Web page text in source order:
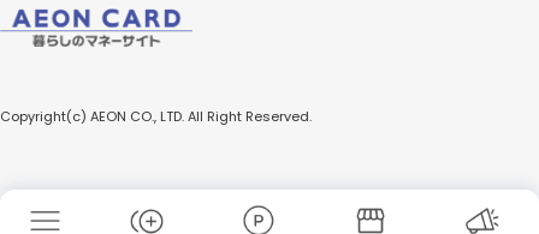
Copyright(c) AEON CO., LTD. All Right Reserved.